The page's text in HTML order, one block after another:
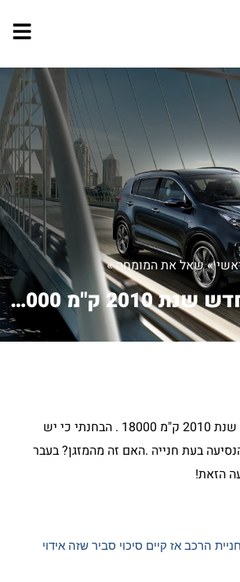
»שאל את המומחה»
רכב כמעט חדש שנת 2010 ק"מ 18000 . הבח...
רכב כמעט חדש שנת 2010 ק"מ 18000 . הבחנתי כי יש
בעת חנייה .האם זה מהמזגן? בעבר
הזאת!
הרכב אז קיים סיכוי סביר שזה אידוי